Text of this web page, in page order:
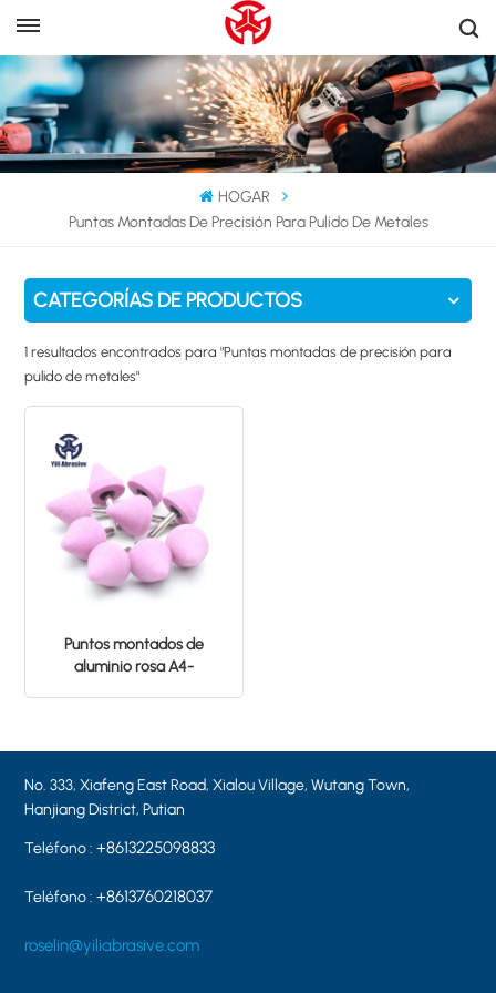
HOGAR
Puntas Montadas De Precisión Para Pulido De Metales
CATEGORÍAS DE PRODUCTOS
1 resultados encontrados para "Puntas montadas de precisión para
pulido de metales"
Puntos montados de
aluminio rosa A4-
No. 333, Xiafeng East Road, Xialou Village, Wutang Town,
Hanjiang District, Putian
Teléfono :+8613225098833
Teléfono :+8613760218037
roselin@yiliabrasive.com